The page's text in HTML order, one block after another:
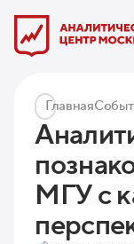
Главная
МГУ с